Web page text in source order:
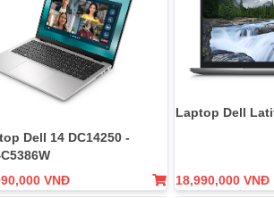
Dell 14 DC14250 -
VNĐ
Laptop Dell
18,990,000 VNĐ